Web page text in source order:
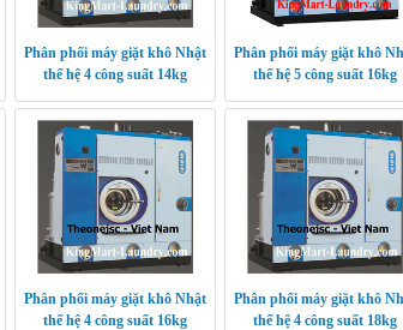
Phân phối máy giặt khô Nhật
thế hệ 4 công suất 14kg
Phân phối máy giặt khô
thế hệ 5 công suất 16kg
Phân phối máy giặt khô Nhật
thế hệ 4 công suất 16kg
Phân phối máy giặt khô
thế hệ 4 công suất 18kg